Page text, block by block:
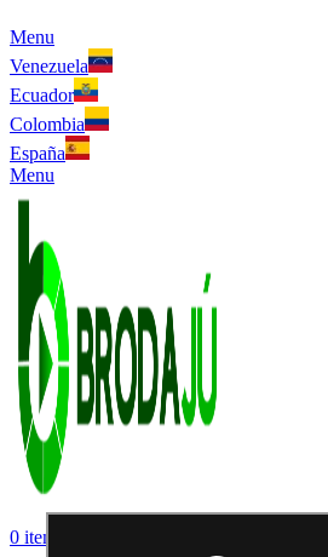
Menu
Venezuela
Ecuador
Colombia
España
Menu
0 items